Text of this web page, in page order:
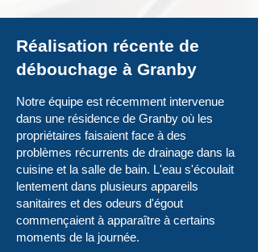
Réalisation récente de
débouchage à Granby
Notre équipe est récemment intervenue
dans une résidence de Granby où les
propriétaires faisaient face à des
problèmes récurrents de drainage dans la
cuisine et la salle de bain. L'eau s'écoulait
lentement dans plusieurs appareils
sanitaires et des odeurs d'égout
commençaient à apparaître à certains
moments de la journée.